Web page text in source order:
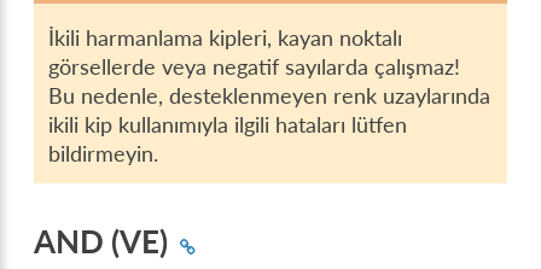
İkili harmanlama kipleri, kayan noktalı
görsellerde veya negatif sayılarda çalışmaz!
Bu nedenle, desteklenmeyen renk uzaylarında
ikili kip kullanımıyla ilgili hataları lütfen
bildirmeyin.
AND (VE)